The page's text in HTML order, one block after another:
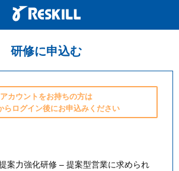
研修に申込む
アカウントをお持ちの方は
らログイン後にお申込みください
案力強化研修 – 提案型営業に求められ